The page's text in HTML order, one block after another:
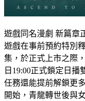
遊戲同名漫劇 新篇章
遊戲在事前預約特別
集，於正式上市之際
日19:00正式鎖定日
任務還能提前解鎖更
開始，青龍轉世後與